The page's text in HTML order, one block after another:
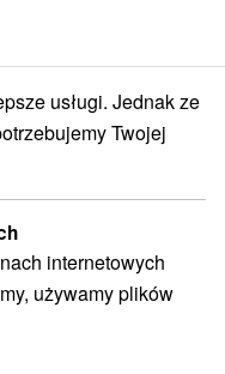
štôlňa Žiarska dolina
dolina
do
usługi. Jednak ze
Twojej
internetowych
używamy plików